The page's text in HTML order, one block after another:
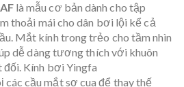
là mẫu cơ bản dành cho tập
thoải mái cho dân bơi lội kể cả
Mắt kính trong trẻo cho tầm nhìn
dễ dàng tương thích với khuôn
Kính bơi Yingfa
cầu mắt sơ cua để thay thế